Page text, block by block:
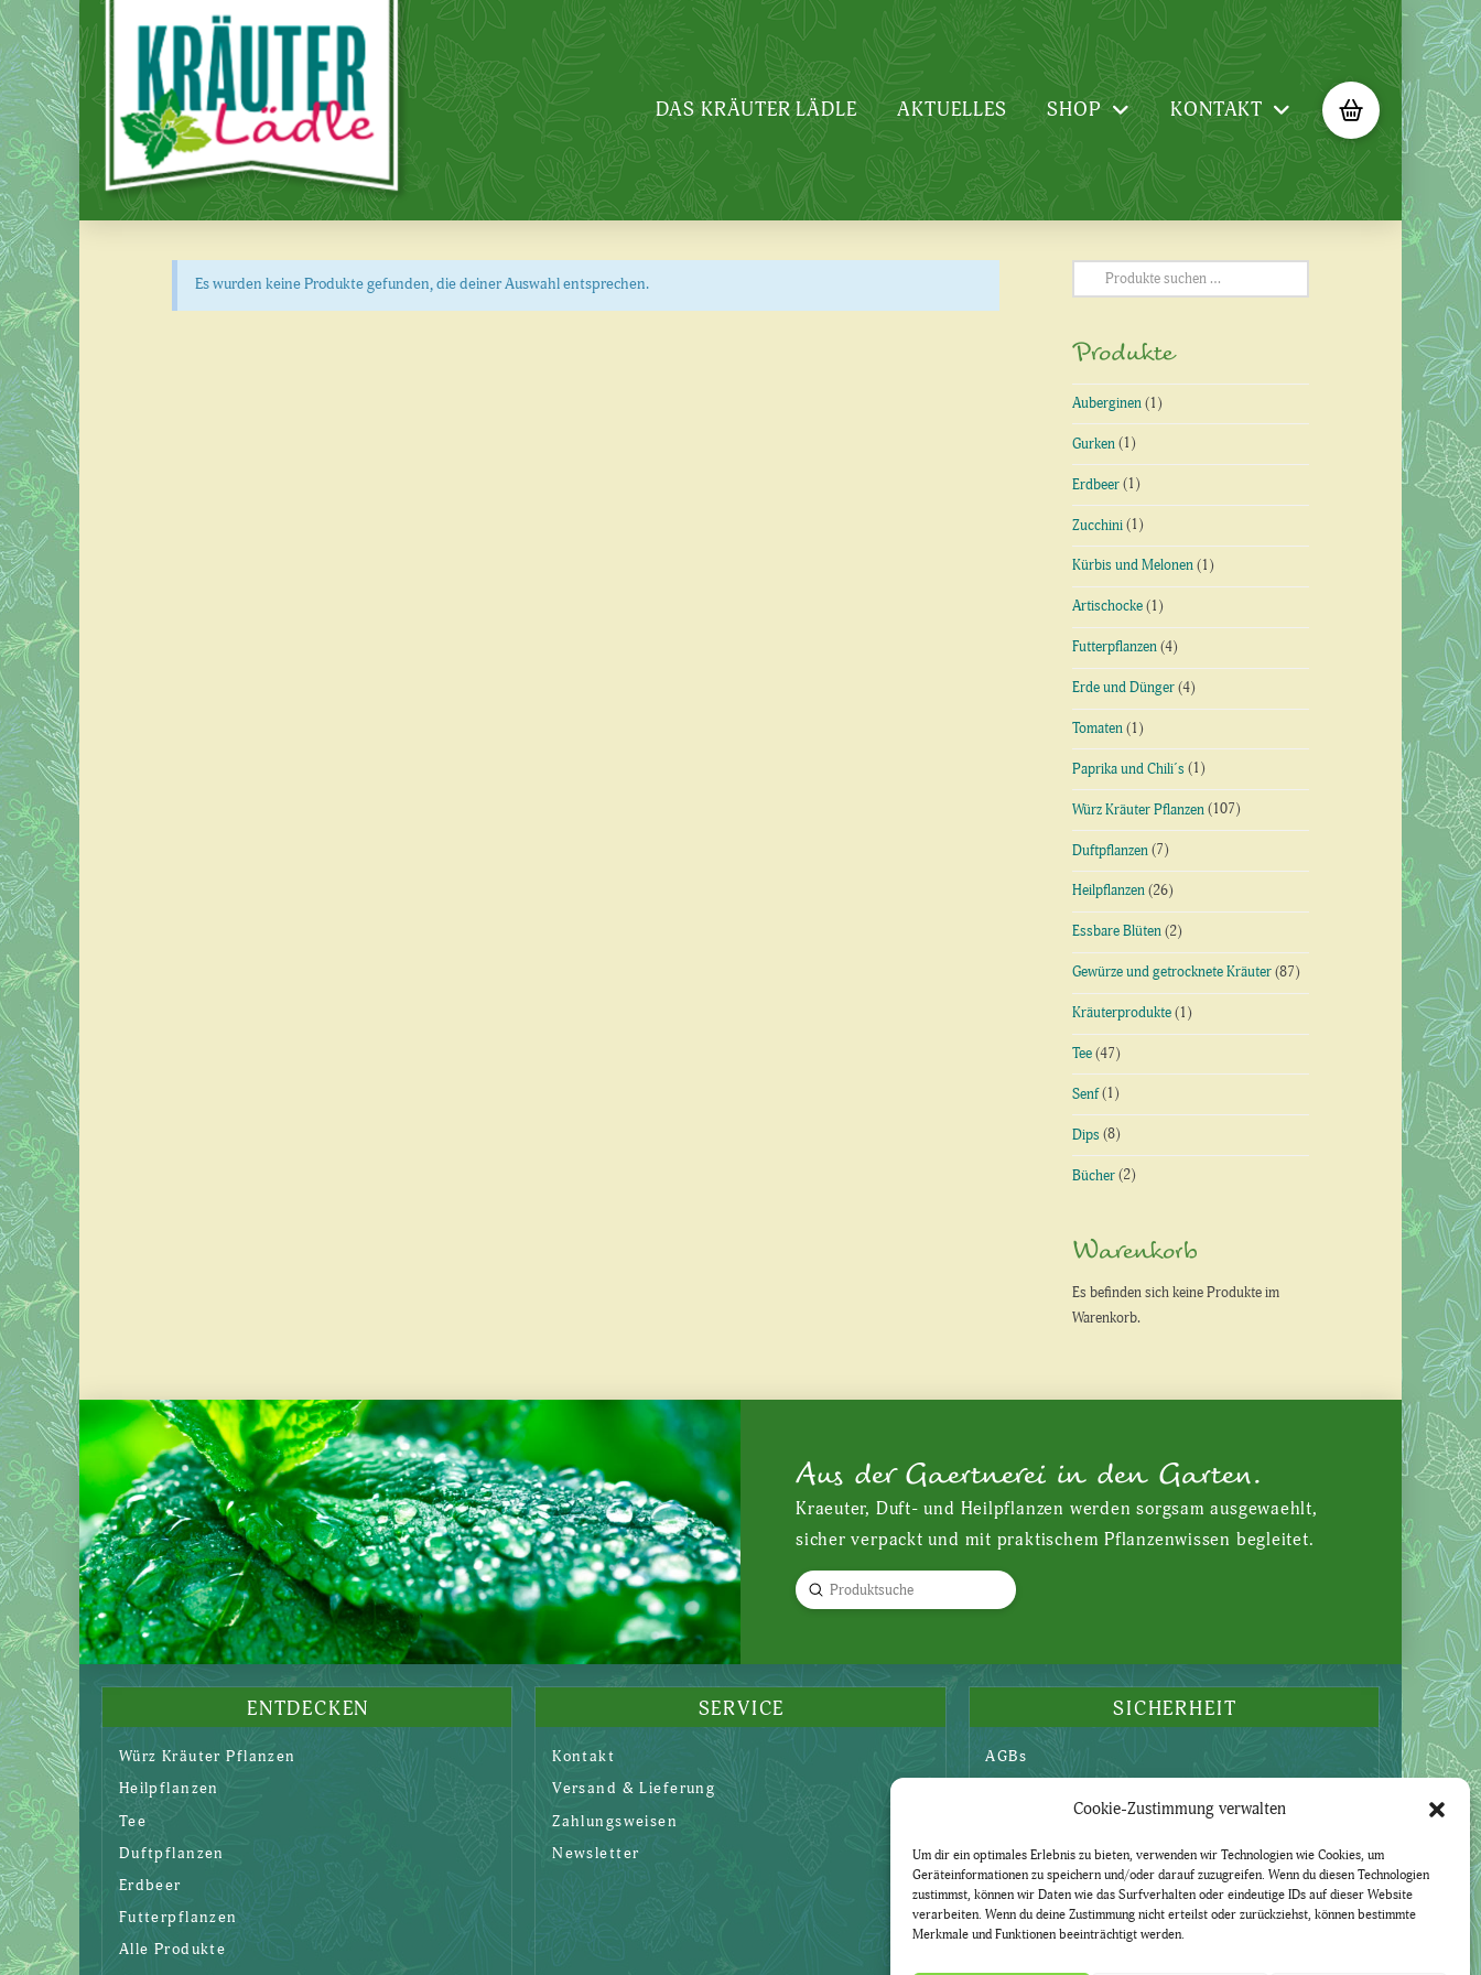
Cookie-Zustimmung verwalten
Um dir ein optimales Erlebnis zu bieten, verwenden wir Technologien wie Cookies, um
Geräteinformationen zu speichern und/oder darauf zuzugreifen. Wenn du diesen Technologien
zustimmst, können wir Daten wie das Surfverhalten oder eindeutige IDs auf dieser Website
verarbeiten. Wenn du deine Zustimmung nicht erteilst oder zurückziehst, können bestimmte
Merkmale und Funktionen beeinträchtigt werden.
DAS KRÄUTER LÄDLE AKTUELLES SHOP KONTAKT
Es wurden keine Produkte gefunden, die deiner Auswahl entsprechen.
Suchen
nach:
Produkte
Auberginen (1)
Gurken (1)
Erdbeer (1)
Zucchini (1)
Kürbis und Melonen (1)
Artischocke (1)
Futterpflanzen (4)
Erde und Dünger (4)
Tomaten (1)
Paprika und Chili´s (1)
Würz Kräuter Pflanzen (107)
Duftpflanzen (7)
Heilpflanzen (26)
Essbare Blüten (2)
Gewürze und getrocknete Kräuter (87)
Kräuterprodukte (1)
Tee (47)
Senf(1)
Dips (8)
Bücher (2)
Warenkorb
Es befinden sich keine Produkte im
Warenkorb.
Aus der Gaertnerei in den Garten.
Kraeuter, Duft- und Heilpflanzen werden sorgsam ausgewaehlt,
sicher verpackt und mit praktischem Pflanzenwissen begleitet.
Search
Submit
ENTDECKEN
Würz Kräuter Pflanzen
Heilpflanzen
Tee
Duftpflanzen
Erdbeer
Futterpflanzen
Alle Produkte
SERVICE
Kontakt
Versand & Lieferung
Zahlungsweisen
Newsletter
SICHERHEIT
AGBs
Impressum